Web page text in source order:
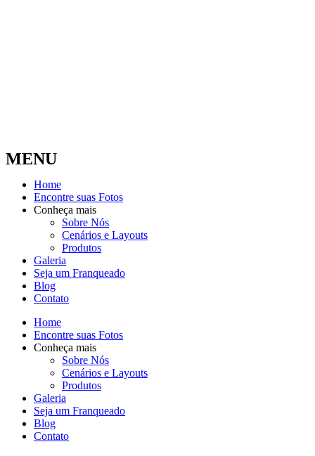
MENU
Home
Encontre suas Fotos
Conheça mais
Sobre Nós
Cenários e Layouts
Produtos
Galeria
Seja um Franqueado
Blog
Contato
Home
Encontre suas Fotos
Conheça mais
Sobre Nós
Cenários e Layouts
Produtos
Galeria
Seja um Franqueado
Blog
Contato